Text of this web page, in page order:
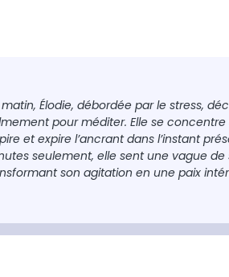
matin, Élodie, débordée par le stress,
pour méditer. Elle se
et expire l’ancrant dans l’instant
seulement, elle sent une vague de
son agitation en une paix